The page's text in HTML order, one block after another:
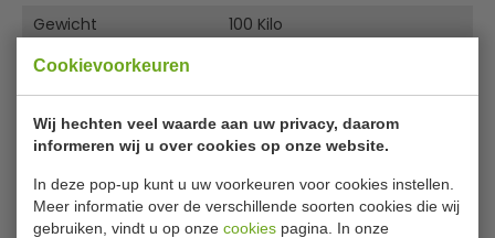
Cookievoorkeuren
Wij hechten veel waarde aan uw privacy, daarom
informeren wij u over cookies op onze website.
In deze pop-up kunt u uw voorkeuren voor cookies instellen.
Meer informatie over de verschillende soorten cookies die wij
gebruiken, vindt u op onze cookies pagina. In onze
meegeleverd.
UIT HET ASSORTIMENT
Gewicht
100 Kilo
Voltage
Gerelateerde producten